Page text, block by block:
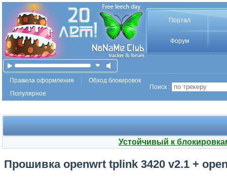
Портал
Форум
Правила оформления
Обход блокировок
Популярное
Поиск :
Устойчивый к
Прошивка openwrt tplink 3420 v2.1 +